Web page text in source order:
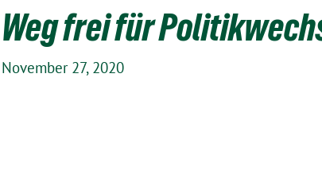
Weg frei für
November 27, 2020